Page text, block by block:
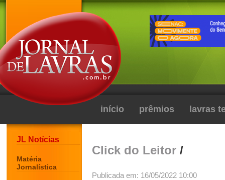
início prêmios lavras
JL Notícias
Matéria
Jornalística
Click do Leitor /
Publicada em: 16/05/2022 10:00